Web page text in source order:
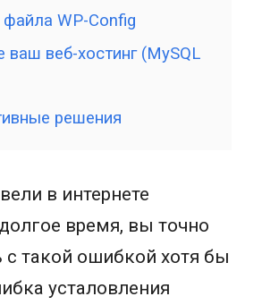
WP-Config
ваш веб-хостинг (MySQL
решения
в интернете
время, вы точно
с такой ошибкой хотя бы
усталовления